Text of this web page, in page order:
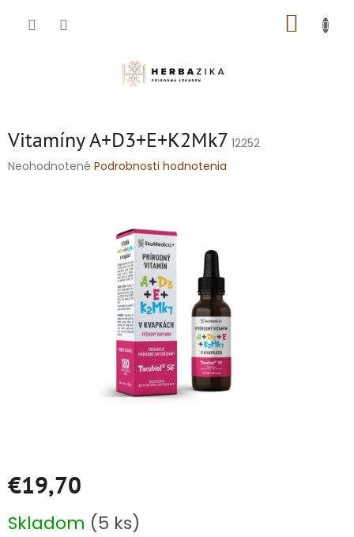
Vitamíny A+D3+E+K2Mk7 12252
Priemerné
Neohodnotené Podrobnosti hodnotenia
€19,70
cena:
Skladom (5 ks)